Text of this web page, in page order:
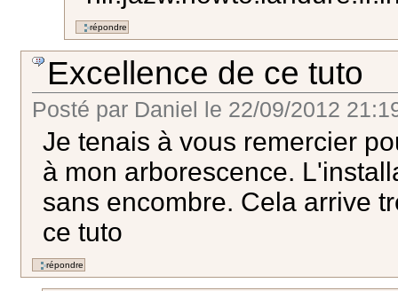
Excellence de ce tuto
Posté par Daniel le 22/09/2012
Je tenais à vous remercier
à mon arborescence.
sans encombre. Cela arrive
ce tuto